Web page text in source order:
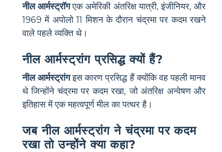
नील आर्मस्ट्रॉगएक अमेरिकी अंतरिक्ष यात्री, इंजीनियर, और
1969 में अपोलो 11 मिशन के दौरान चंद्रमा पर कदम रखने
वाले पहले व्यक्ति थे।
नील आर्मस्ट्रांग प्रसिद्ध क्यों हैं?
नील आर्मस्ट्रांगइस कारण प्रसिद्ध हैं क्योंकि वह पहली मानव
थे जिन्होंने चंद्रमा पर कदम रखा, जो अंतरिक्ष अन्वेषण और
इतिहास में एक महत्वपूर्ण मील का पत्थर है।
जब नील आर्मस्ट्रांग ने चंद्रमा पर कदम
रखा तो उन्होंने क्या कहा?